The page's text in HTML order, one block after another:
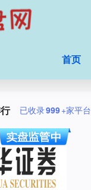
首页
已收录999+家平台